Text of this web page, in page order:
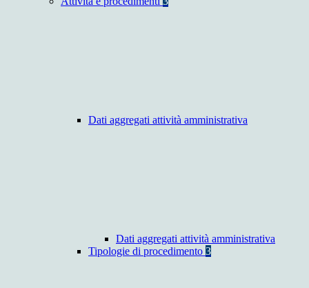
Dati aggregati attività amministrativa
Dati aggregati attività amministrativa
Tipologie di procedimento 3